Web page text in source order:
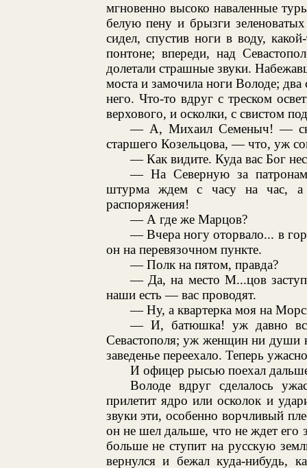
мгновенно высоко наваленные
белую пену и брызги
сидел, спустив ноги в воду,
понтоне; впереди, над
долетали страшные звуки.
моста и замочила ноги Володе;
него. Что-то вдруг с треском
верхового, и осколки, с свистом
— А, Михаил Семеныч! —
старшего Козельцова, — что, уж
— Как видите. Куда вас Бог
— На Северную за
штурма ждем с часу на час, а
распоряжения!
— А где же Марцов?
— Вчера ногу оторвало... в
он на перевязочном пункте.
— Полк на пятом, правда?
— Да, на место М...цов
наши есть — вас проводят.
— Ну, а квартерка моя на
— И, батюшка! уж давно
Севастополя; уж женщин ни души
заведенье переехало. Теперь
И офицер рысью поехал
Володе вдруг сделалось
прилетит ядро или осколок и
звуки эти, особенно ворчливый
он не шел дальше, что не ждет его
больше не ступит на русскую
вернулся и бежал куда-нибудь,